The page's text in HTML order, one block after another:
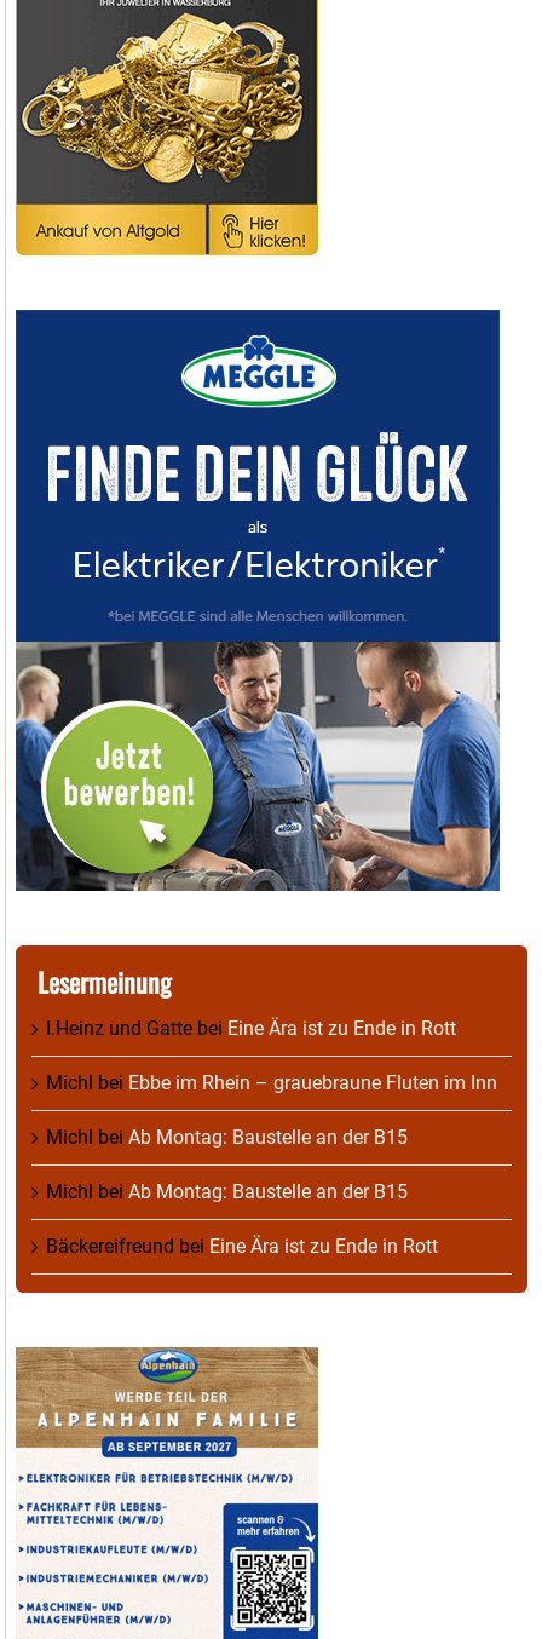
Lesermeinung
I.Heinz und Gatte bei Eine Ära ist zu Ende in Rott
Michl bei Ebbe im Rhein – grauebraune Fluten im Inn
Michl bei Ab Montag: Baustelle an der B15
Michl bei Ab Montag: Baustelle an der B15
Bäckereifreund bei Eine Ära ist zu Ende in Rott